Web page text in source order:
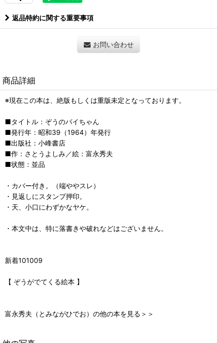
返品特約に関する重要事項
お問い合わせ
商品詳細
※現在この本は、絶版もしくは重版未定となっております。
■タイトル：ぞうのバイちゃん
■発行年：昭和39（1964）年発行
■出版社：小峰書店
■作：さとうよしみ／絵：富永秀夫
■状態：並品
・カバー付き。（端ややスレ）
・見返しにスタンプ押印。
・天、小口にわずかなヤケ。
・本文中は、特に落書きや破れなどはございません。
新着101009
【 ぞうがでてくる絵本 】
富永秀夫（とみながひでお）の他の本を見る＞＞